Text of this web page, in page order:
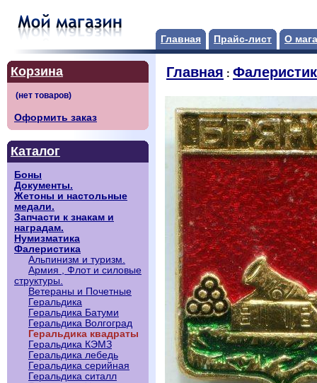
Главная Прайс-лист О
Корзина
Оформить заказ
Каталог
Боны
Документы.
Жетоны и настольные
медали.
Запчасти к знакам и
наградам.
Нумизматика
Фалеристика
Альпинизм и туризм.
Армия , Флот и силовые
структуры.
Ветераны и Почетные
Геральдика
Геральдика Батуми
Геральдика Волгоград
Геральдика квадраты
Геральдика КЭМЗ
Геральдика лебедь
Геральдика серийная
Геральдика ситалл
Главная :